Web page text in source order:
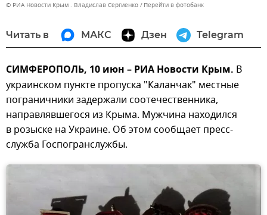
© РИА Новости Крым . Владислав Сергиенко Перейти в фотобанк
Читать в МАКС Дзен Telegram
СИМФЕРОПОЛЬ, 10 июн – РИА Новости Крым. В
украинском пункте пропуска "Каланчак" местные
пограничники задержали соотечественника,
направлявшегося из Крыма. Мужчина находился
в розыске на Украине. Об этом сообщает пресс-
служба Госпогранслужбы.